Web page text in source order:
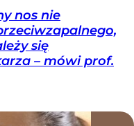
nos nie
się
– mówi prof.